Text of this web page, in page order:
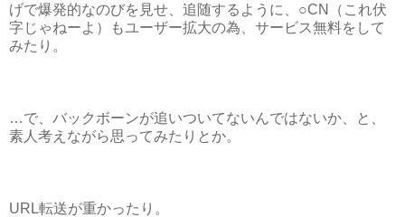
げで爆発的なのびを見せ、追随するように、○CN（これ伏
字じゃねーよ）もユーザー拡大の為、サービス無料をして
みたり。
…で、バックボーンが追いついてないんではないか、と、
素人考えながら思ってみたりとか。
URL転送が重かったり。